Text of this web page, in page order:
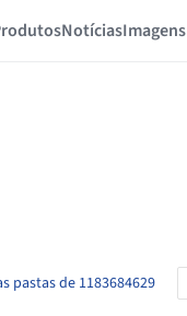
NotíciasImagens
pastas de 1183684629